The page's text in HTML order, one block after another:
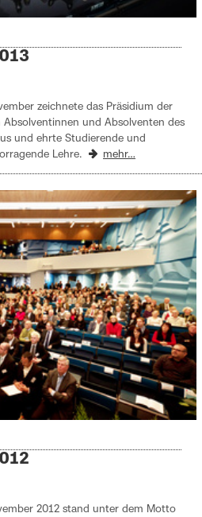
zeichnete das Präsidium der
Absolventinnen und Absolventen des
und ehrte Studierende und
Lehre.
mehr…
2012 stand unter dem Motto